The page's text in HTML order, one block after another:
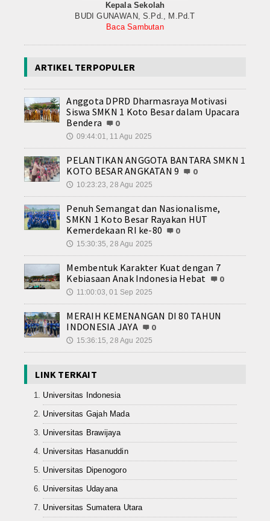
Kepala Sekolah
BUDI GUNAWAN, S.Pd., M.Pd.T
Baca Sambutan
ARTIKEL TERPOPULER
Anggota DPRD Dharmasraya Motivasi
Siswa SMKN 1 Koto Besar dalam Upacara
Bendera
0
🕔 09:44:01, 11 Agu 2025
PELANTIKAN ANGGOTA BANTARA SMKN 1
KOTO BESAR ANGKATAN 9
0
🕔 10:23:23, 28 Agu 2025
Penuh Semangat dan Nasionalisme,
SMKN 1 Koto Besar Rayakan HUT
Kemerdekaan RI ke-80
0
🕔 15:30:35, 28 Agu 2025
Membentuk Karakter Kuat dengan 7
Kebiasaan Anak Indonesia Hebat
0
🕔 11:00:03, 01 Sep 2025
MERAIH KEMENANGAN DI 80 TAHUN
INDONESIA JAYA
0
🕔 15:36:15, 28 Agu 2025
LINK TERKAIT
Universitas Indonesia
Universitas Gajah Mada
Universitas Brawijaya
Universitas Hasanuddin
Universitas Dipenogoro
Universitas Udayana
Universitas Sumatera Utara